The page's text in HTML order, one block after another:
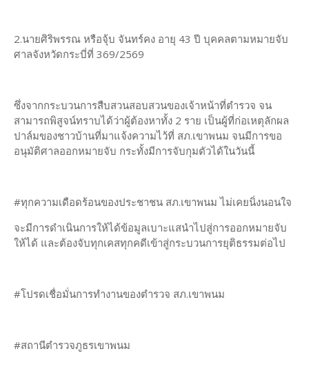
2.นายศิริพรรณ หรือจุ้บ จันทร์คง อายุ 43 ปี บุคคลตามหมายจับ
ศาลจังหวัดกระบี่ที่ 369/2569
ซึ่งจากกระบวนการสืบสวนสอบสวนของเจ้าหน้าที่ตำรวจ จน
สามารถพิสูจน์ทราบได้ว่าผู้ต้องหาทั้ง 2 ราย เป็นผู้ที่ก่อเหตุลักผล
ปาล์มของชาวบ้านที่มาแจ้งความไว้ที่ สภ.เขาพนม จนมีการขอ
อนุมัติศาลออกหมายจับ กระทั้งมีการจับกุมตัวได้ในวันนี้
#ทุกความเดือดร้อนของประชาชน สภ.เขาพนม ไม่เคยนิ่งนอนใจ
จะมีการดำเนินการให้ได้ข้อมูลเบาะแสนำไปสู่การออกหมายจับ
ให้ได้ และต้องจับทุกเคสทุกคดีเข้าสู่กระบวนการยุติธรรมต่อไป
#โปรดเชื่อมั่นการทำงานของตำรวจ สภ.เขาพนม
#สถานีตำรวจภูธรเขาพนม